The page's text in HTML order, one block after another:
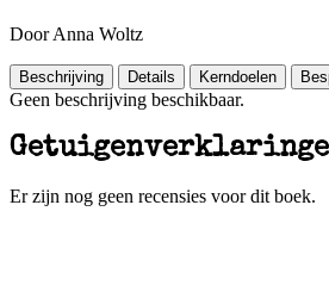
Door Anna Woltz
Beschrijving Details Kerndoelen
Geen beschrijving beschikbaar.
Er zijn nog geen recensies voor dit boek.